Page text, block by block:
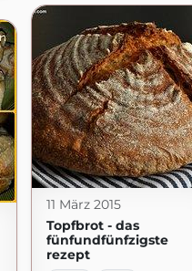
11 März 2015
Topfbrot - das
fünfundfünfzigste
rezept